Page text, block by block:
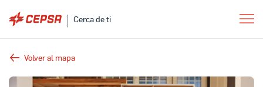
Cerca de ti
Volver al mapa